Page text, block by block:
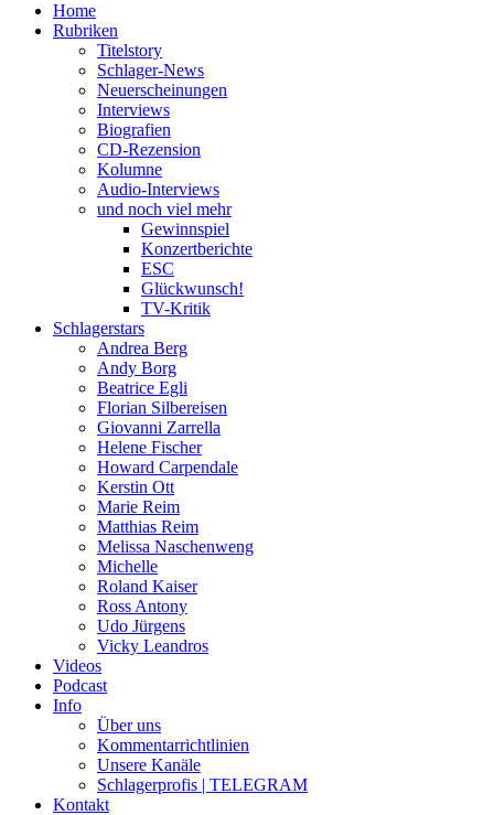
Home
Rubriken
Titelstory
Schlager-News
Neuerscheinungen
Interviews
Biografien
CD-Rezension
Kolumne
Audio-Interviews
und noch viel mehr
Gewinnspiel
Konzertberichte
ESC
Glückwunsch!
TV-Kritik
Schlagerstars
Andrea Berg
Andy Borg
Beatrice Egli
Florian Silbereisen
Giovanni Zarrella
Helene Fischer
Howard Carpendale
Kerstin Ott
Marie Reim
Matthias Reim
Melissa Naschenweng
Michelle
Roland Kaiser
Ross Antony
Udo Jürgens
Vicky Leandros
Videos
Podcast
Info
Über uns
Kommentarrichtlinien
Unsere Kanäle
Schlagerprofis | TELEGRAM
Kontakt